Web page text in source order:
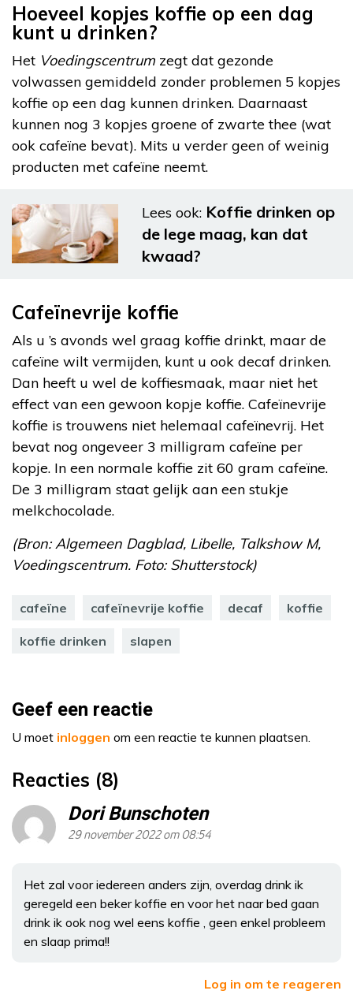
Hoeveel kopjes koffie op een dag
kunt u drinken?
Het Voedingscentrum zegt dat gezonde
volwassen gemiddeld zonder problemen 5 kopjes
koffie op een dag kunnen drinken. Daarnaast
kunnen nog 3 kopjes groene of zwarte thee (wat
ook cafeïne bevat). Mits u verder geen of weinig
producten met cafeïne neemt.
Lees ook: Koffie drinken op
de lege maag, kan dat
kwaad?
Cafeïnevrije koffie
Als u ’s avonds wel graag koffie drinkt, maar de
cafeïne wilt vermijden, kunt u ook decaf drinken.
Dan heeft u wel de koffiesmaak, maar niet het
effect van een gewoon kopje koffie. Cafeïnevrije
koffie is trouwens niet helemaal cafeïnevrij. Het
bevat nog ongeveer 3 milligram cafeïne per
kopje. In een normale koffie zit 60 gram cafeïne.
De 3 milligram staat gelijk aan een stukje
melkchocolade.
(Bron: Algemeen Dagblad, Libelle, Talkshow M,
Voedingscentrum. Foto: Shutterstock)
cafeïne cafeïnevrije koffie decaf koffie
koffie drinken slapen
Geef een reactie
U moet inloggen om een reactie te kunnen plaatsen.
Reacties (8)
Dori Bunschoten
29 november 2022 om 08:54
Het zal voor iedereen anders zijn, overdag drink ik
geregeld een beker koffie en voor het naar bed gaan
drink ik ook nog wel eens koffie , geen enkel probleem
en slaap prima!!
Log in om te reageren